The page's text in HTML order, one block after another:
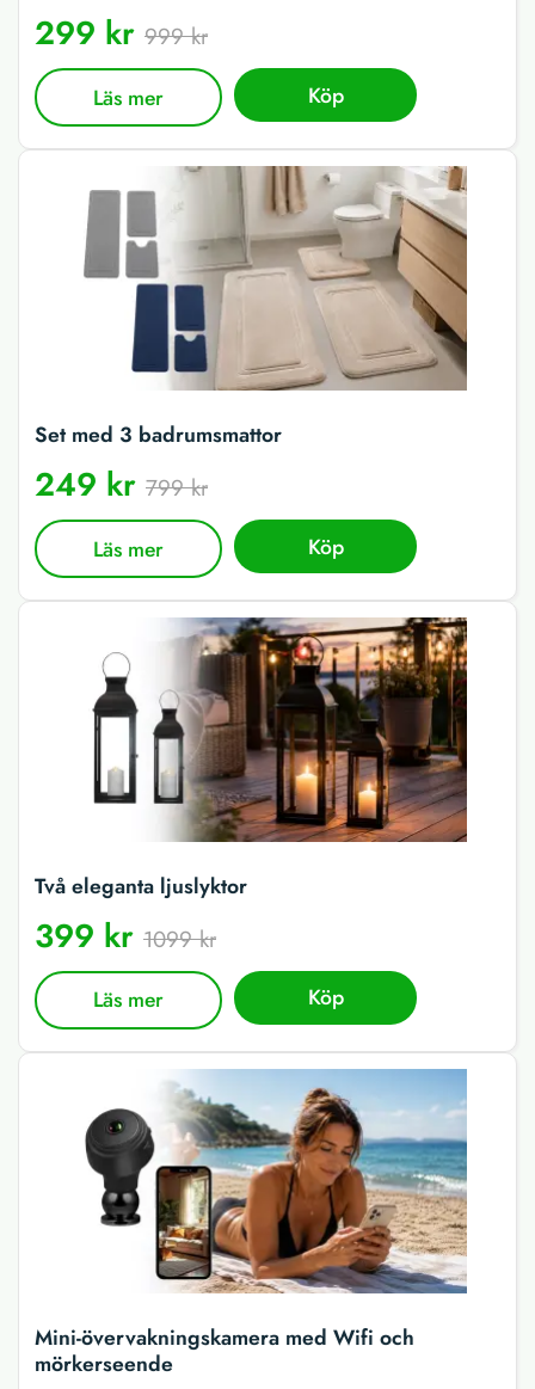
299 kr 999 kr
Läs mer Köp
Set med 3 badrumsmattor
249 kr 799 kr
Läs mer Köp
Två eleganta ljuslyktor
399 kr 1099 kr
Läs mer Köp
Mini-övervakningskamera med Wifi och
mörkerseende